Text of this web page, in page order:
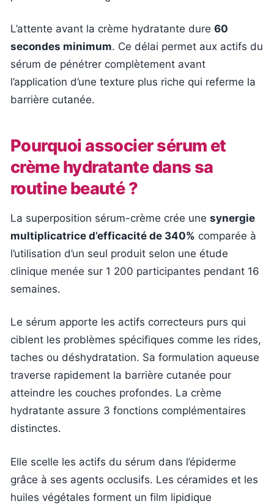
L’attente avant la crème hydratante dure 60
secondes minimum. Ce délai permet aux actifs du
sérum de pénétrer complètement avant
l’application d’une texture plus riche qui referme la
barrière cutanée.
Pourquoi associer sérum et
crème hydratante dans sa
routine beauté ?
La superposition sérum-crème crée une synergie
multiplicatrice d’efficacité de 340% comparée à
l’utilisation d’un seul produit selon une étude
clinique menée sur 1 200 participantes pendant 16
semaines.
Le sérum apporte les actifs correcteurs purs qui
ciblent les problèmes spécifiques comme les rides,
taches ou déshydratation. Sa formulation aqueuse
traverse rapidement la barrière cutanée pour
atteindre les couches profondes. La crème
hydratante assure 3 fonctions complémentaires
distinctes.
Elle scelle les actifs du sérum dans l’épiderme
grâce à ses agents occlusifs. Les céramides et les
huiles végétales forment un film lipidique